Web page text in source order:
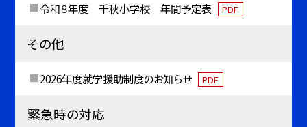
令和８年度 千秋小学校 年間予定表 PDF
その他
2026年度就学援助制度のお知らせ PDF
緊急時の対応